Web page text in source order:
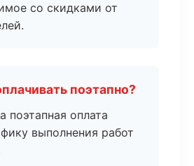
со скидками от
поэтапно?
поэтапная оплата
выполнения работ